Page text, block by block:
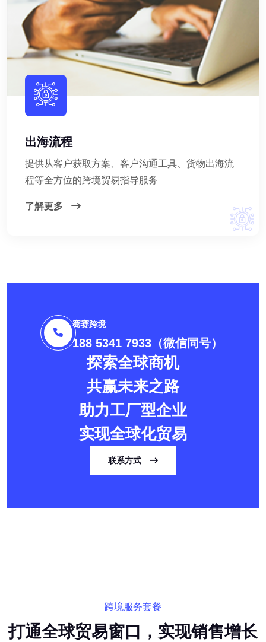
出海流程
提供从客户获取方案、客户沟通工具、货物出海流
程等全方位的跨境贸易指导服务
了解更多
骞赛跨境
188 5341 7933（微信同号）
探索全球商机
共赢未来之路
助力工厂型企业
实现全球化贸易
联系方式
跨境服务套餐
打通全球贸易窗口，实现销售增长